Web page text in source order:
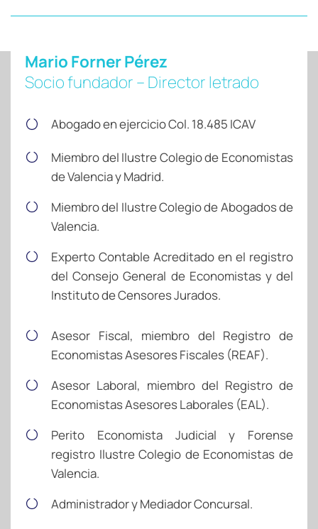
Mario Forner Pérez
Socio fundador – Director letrado
Abogado en ejercicio Col. 18.485 ICAV
Miembro del Ilustre Colegio de Economistas
de Valencia y Madrid.
Miembro del Ilustre Colegio de Abogados de
Valencia.
Experto Contable Acreditado en el registro
del Consejo General de Economistas y del
Instituto de Censores Jurados.
Asesor Fiscal, miembro del Registro de
Economistas Asesores Fiscales (REAF).
Asesor Laboral, miembro del Registro de
Economistas Asesores Laborales (EAL).
Perito Economista Judicial y Forense
registro Ilustre Colegio de Economistas de
Valencia.
Administrador y Mediador Concursal.